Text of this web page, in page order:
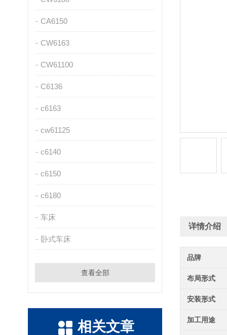
CA6150
CW6163
CW61100
C6136
c6163
cw61125
c6140
c6150
c6180
车床
卧式车床
查看全部
相关文章
详情介绍
品牌
布局形式
安装形式
加工用途